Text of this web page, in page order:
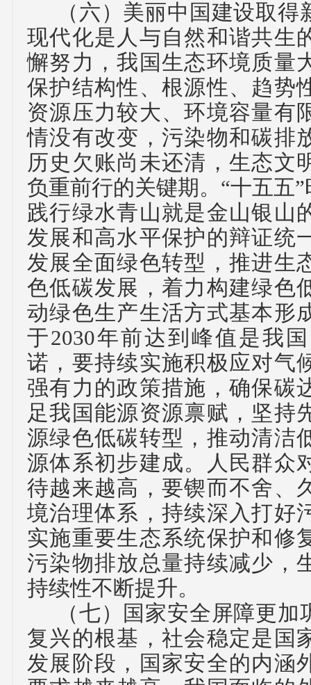
（六） 美丽中国建设取得
现代化是人与自然和谐共生
懈努力，我国生态环境质量
保护结构性、根源性、趋势
资源压力较大、环境容量有
情没有改变，污染物和碳排
历史欠账尚未还清，生态文
负重前行的关键期。 “十五五
践行绿水青山就是金山银山
发展和高水平保护的辩证统
发展全面绿色转型，推进生
色低碳发展，着力构建绿色
动绿色生产生活方式基本形
于2030年前达到峰值是我
诺，要持续实施积极应对气
强有力的政策措施，确保碳
足我国能源资源禀赋，坚持
源绿色低碳转型，推动清洁
源体系初步建成。人民群众
待越来越高，要锲而不舍、
境治理体系，持续深入打好
实施重要生态系统保护和修
污染物排放总量持续减少，
持续性不断提升。
（七）
国家安全屏障更加
复兴的根基，社会稳定是国
发展阶段，国家安全的内涵